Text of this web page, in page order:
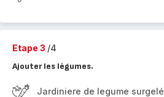
Etape 3 /4
Ajouter les légumes.
Jardiniere de legume surgelé